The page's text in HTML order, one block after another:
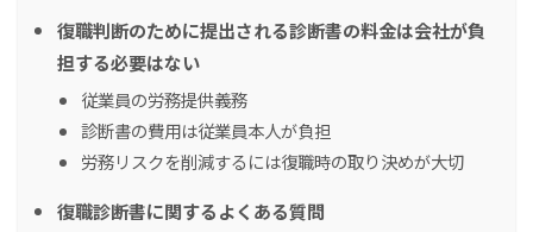
復職判断のために提出される診断書の料金は会社が負
担する必要はない
従業員の労務提供義務
診断書の費用は従業員本人が負担
労務リスクを削減するには復職時の取り決めが大切
復職診断書に関するよくある質問